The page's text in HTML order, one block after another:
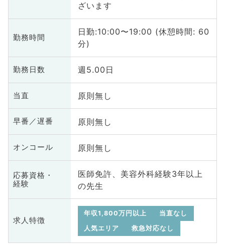
ざいます
勤務時間
日勤:10:00〜19:00 (休憩時間: 60
分)
勤務日数 週5.00日
当直 原則無し
早番／遅番 原則無し
オンコール 原則無し
応募資格・
経験
医師免許、美容外科経験3年以上
の先生
求人特徴
年収1,800万円以上
当直なし
人気エリア
救急対応なし